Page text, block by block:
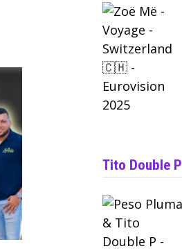
Tito Double P